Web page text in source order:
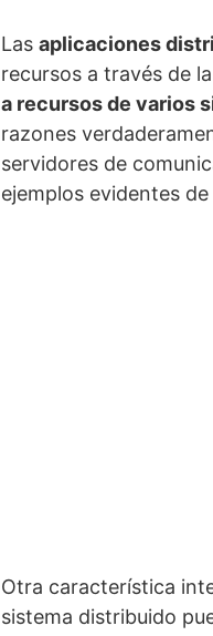
Las aplicaciones
recursos a través de
a recursos de varios
razones
servidores de
ejemplos evidentes
Otra característica
sistema distribuido